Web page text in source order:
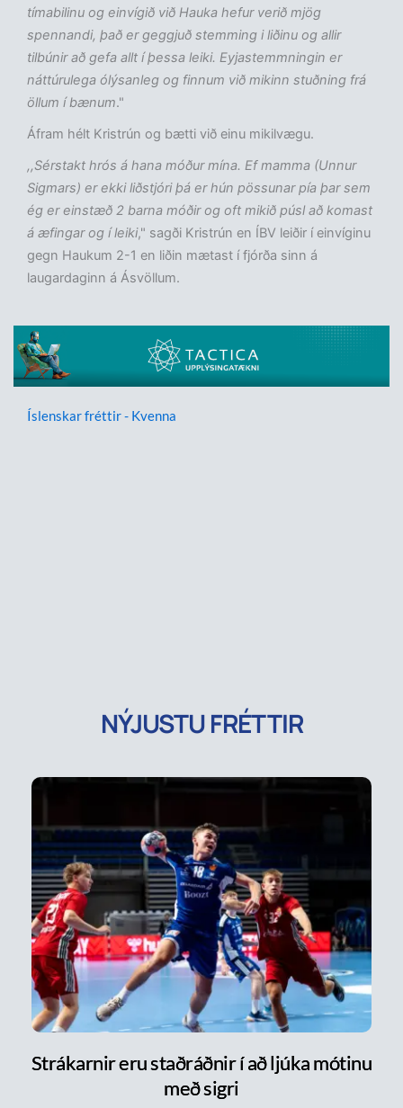
tímabilinu og einvígið við Hauka hefur verið mjög
spennandi, það er geggjuð stemming i liðinu og allir
tilbúnir að gefa allt í þessa leiki. Eyjastemmningin er
náttúrulega ólýsanleg og finnum við mikinn stuðning frá
öllum í bænum."
Áfram hélt Kristrún og bætti við einu mikilvægu.
,,Sérstakt hrós á hana móður mína. Ef mamma (Unnur
Sigmars) er ekki liðstjóri þá er hún pössunar pía þar sem
ég er einstæð 2 barna móðir og oft mikið púsl að komast
á æfingar og í leiki," sagði Kristrún en ÍBV leiðir í einvíginu
gegn Haukum 2-1 en liðin mætast í fjórða sinn á
laugardaginn á Ásvöllum.
Íslenskar fréttir - Kvenna
NÝJUSTU FRÉTTIR
Strákarnir eru staðráðnir í að ljúka mótinu
með sigri